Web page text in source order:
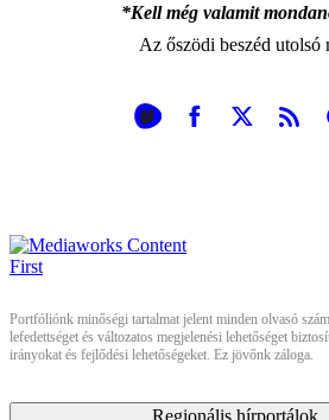
*Kell még valamit
Az őszödi beszéd utolsó
Portfóliónk minőségi tartalmat jelent minden olvasó
lefedettséget és változatos megjelenési lehetőséget
irányokat és fejlődési lehetőségeket. Ez jövőnk záloga.
Regionális hírportálok